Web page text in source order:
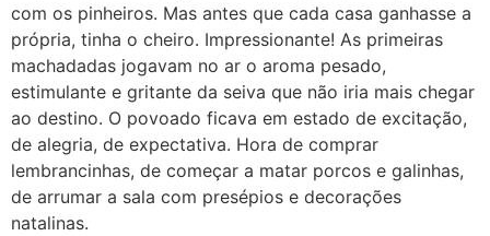
com os pinheiros. Mas antes que cada casa ganhasse a
própria, tinha o cheiro. Impressionante! As primeiras
machadadas jogavam no ar o aroma pesado,
estimulante e gritante da seiva que não iria mais chegar
ao destino. O povoado ficava em estado de excitação,
de alegria, de expectativa. Hora de comprar
lembrancinhas, de começar a matar porcos e galinhas,
de arrumar a sala com presépios e decorações
natalinas.